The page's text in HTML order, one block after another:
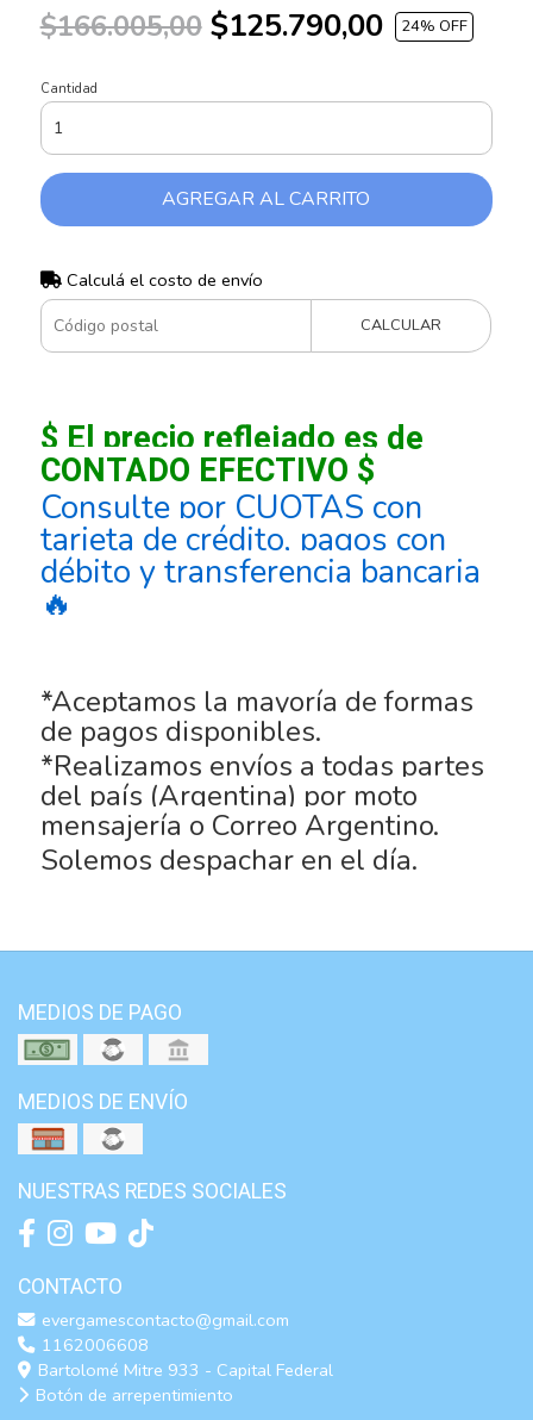
$166.005,00$125.790,00 24% OFF
Cantidad
AGREGAR AL CARRITO
Calculá el costo de envío
CALCULAR
$ El precio reflejado es de
CONTADO EFECTIVO $
Consulte por CUOTAS con
tarjeta de crédito, pagos con
débito y transferencia bancaria
🔥
*Aceptamos la mayoría de formas
de pagos disponibles.
*Realizamos envíos a todas partes
del país (Argentina) por moto
mensajería o Correo Argentino.
Solemos despachar en el día.
MEDIOS DE PAGO
MEDIOS DE ENVÍO
NUESTRAS REDES SOCIALES
CONTACTO
evergamescontacto@gmail.com
1162006608
Bartolomé Mitre 933 - Capital Federal
Botón de arrepentimiento